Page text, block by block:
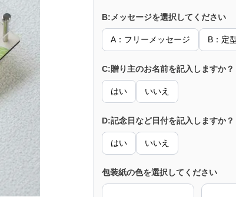
B:メッセージを選択してください
A：フリーメッセージ B：定
C:贈り主のお名前を記入しますか？
はい いいえ
D:記念日など日付を記入しますか？
はい いいえ
包装紙の色を選択してください